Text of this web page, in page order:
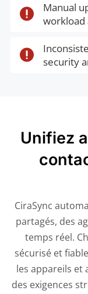

Manual
workload

security
Unifiez
CiraSync
partagés, des
temps réel.
sécurisé et
les appareils et
des exigences